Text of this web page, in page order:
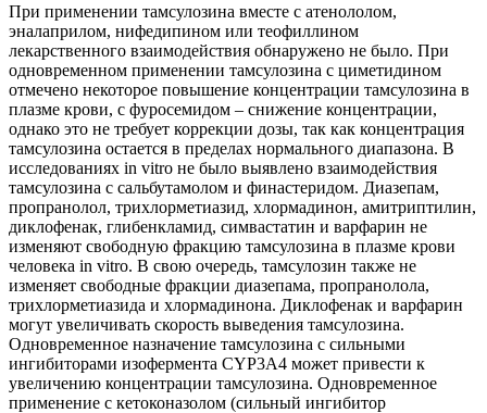
При применении тамсулозина вместе с атенололом,
эналаприлом, нифедипином или теофиллином
лекарственного взаимодействия обнаружено не было. При
одновременном применении тамсулозина с циметидином
отмечено некоторое повышение концентрации тамсулозина в
плазме крови, с фуросемидом – снижение концентрации,
однако это не требует коррекции дозы, так как концентрация
тамсулозина остается в пределах нормального диапазона. В
исследованиях in vitro не было выявлено взаимодействия
тамсулозина с сальбутамолом и финастеридом. Диазепам,
пропранолол, трихлорметиазид, хлормадинон, амитриптилин,
диклофенак, глибенкламид, симвастатин и варфарин не
изменяют свободную фракцию тамсулозина в плазме крови
человека in vitro. В свою очередь, тамсулозин также не
изменяет свободные фракции диазепама, пропранолола,
трихлорметиазида и хлормадинона. Диклофенак и варфарин
могут увеличивать скорость выведения тамсулозина.
Одновременное назначение тамсулозина с сильными
ингибиторами изофермента CYP3A4 может привести к
увеличению концентрации тамсулозина. Одновременное
применение с кетоконазолом (сильный ингибитор